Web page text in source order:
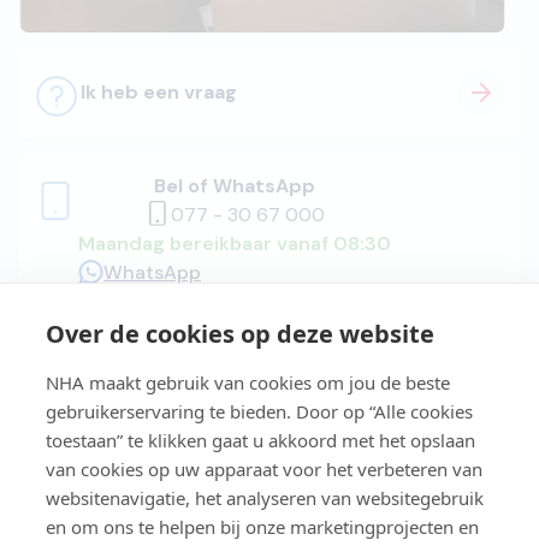
Over de cookies op deze website
NHA maakt gebruik van cookies om jou de beste
gebruikerservaring te bieden. Door op “Alle cookies
toestaan” te klikken gaat u akkoord met het opslaan
van cookies op uw apparaat voor het verbeteren van
websitenavigatie, het analyseren van websitegebruik
en om ons te helpen bij onze marketingprojecten en
Ik heb een vraag
Bel of WhatsApp
077 - 30 67 000
Maandag bereikbaar vanaf 08:30
WhatsApp
Easy Learning®